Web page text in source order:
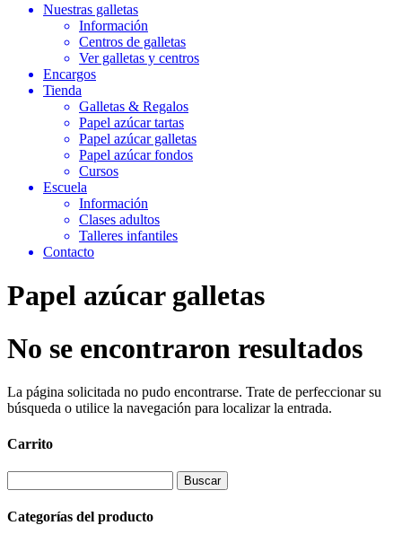
Nuestras galletas
Información
Centros de galletas
Ver galletas y centros
Encargos
Tienda
Galletas & Regalos
Papel azúcar tartas
Papel azúcar galletas
Papel azúcar fondos
Cursos
Escuela
Información
Clases adultos
Talleres infantiles
Contacto
Papel azúcar galletas
No se encontraron resultados
La página solicitada no pudo encontrarse. Trate de perfeccionar su
búsqueda o utilice la navegación para localizar la entrada.
Carrito
Categorías del producto